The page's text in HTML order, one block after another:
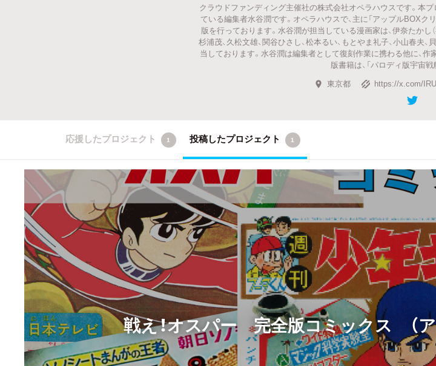
カテゴリーから探す タグから探す キュレーターから
最新達成プロジェクト
クラウドファンディング主催社の株式会社オペラハウスです。本
ている編集者水谷潤です。オペラハウスで、主に「アップルBOX
版を行っております。水谷潤が担当している漫画家は、伊奈たかし（
杉浦茂、久松文雄、関谷ひさし、松本るい、もとやま礼子、小山春夫
当しております。水谷潤は編集者として復刻作業に携わる他に、作
版書籍は、「パロディ版宇宙戦
東京都
https://x.com/
応援したプロジェクト 1 投稿したプロジェクト 1
戦え！オスパー 完全版コミックス （